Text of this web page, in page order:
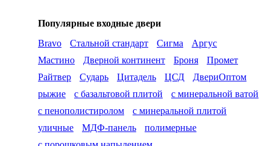
Популярные входные двери
Bravo
Стальной стандарт Сигма
Аргус
Мастино
Дверной континент Броня
Промет
Райтвер
Сударь Цитадель ЦСД
ДвериОптом
рыжие
с базальтовой плитой
с минеральной ватой
с пенополистиролом
с минеральной плитой
уличные
МДФ-панель
полимерные